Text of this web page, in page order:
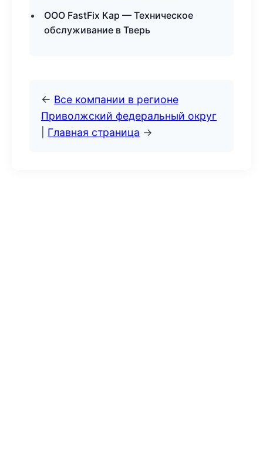
ООО FastFix Кар — Техническое
обслуживание в Тверь
← Все компании в регионе
Приволжский федеральный округ
Главная страница →